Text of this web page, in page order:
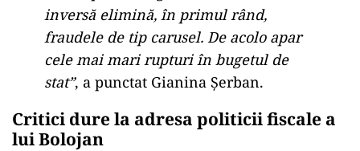
inversă elimină, în primul rând,
fraudele de tip carusel. De acolo apar
cele mai mari rupturi în bugetul de
stat”, a punctat Gianina Șerban.
Critici dure la adresa politicii fiscale a
lui Bolojan